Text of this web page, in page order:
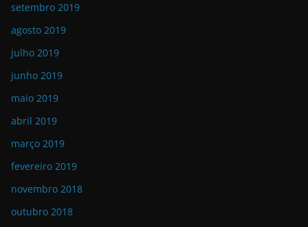
setembro 2019
agosto 2019
julho 2019
junho 2019
maio 2019
abril 2019
março 2019
fevereiro 2019
novembro 2018
outubro 2018